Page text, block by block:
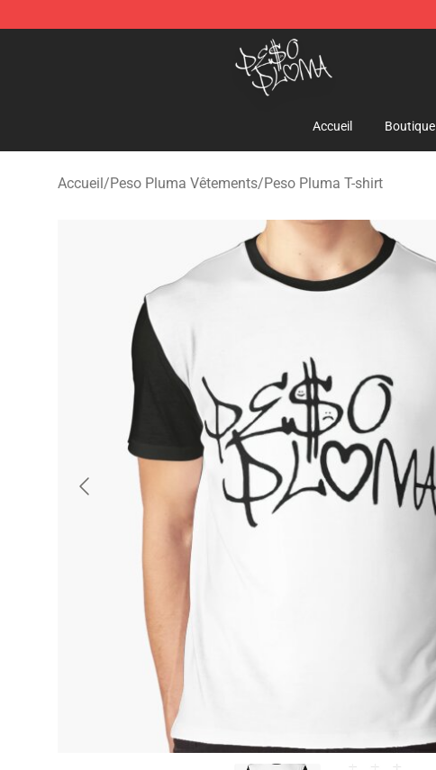
Peso Pluma Store - Official Peso Pluma Merchandise Shop
Accueil Boutique
Accueil/Peso Pluma Vêtements/Peso Pluma T-shirt